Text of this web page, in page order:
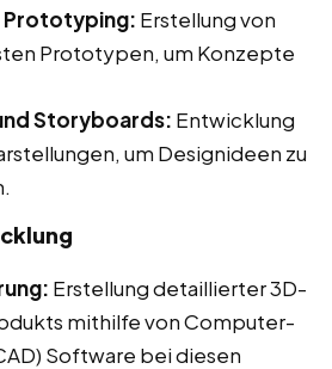
Prototyping: Erstellung von
Prototypen, um Konzepte
Storyboards: Entwicklung
um Designideen zu
Erstellung detaillierter 3D-
mithilfe von Computer-
Software bei diesen